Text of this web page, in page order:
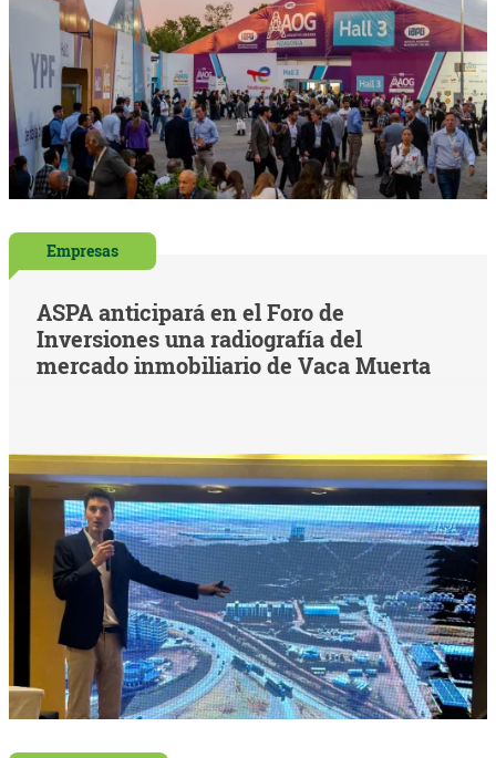
Empresas
ASPA anticipará en el Foro de
Inversiones una radiografía del
mercado inmobiliario de Vaca Muerta